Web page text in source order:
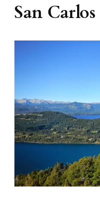
San